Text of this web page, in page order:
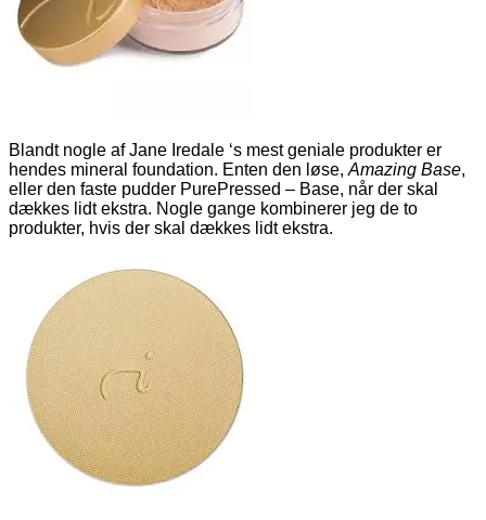
Blandt nogle af Jane Iredale ‘s mest geniale produkter er
hendes mineral foundation. Enten den løse, Amazing Base,
eller den faste pudder PurePressed – Base, når der skal
dækkes lidt ekstra. Nogle gange kombinerer jeg de to
produkter, hvis der skal dækkes lidt ekstra.